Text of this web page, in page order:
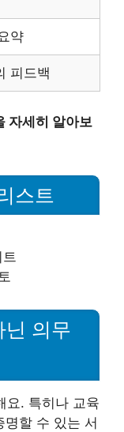
약
피드백
자세히 알아보
스트
닌 의무
요. 특히나 교육
할 수 있는 서